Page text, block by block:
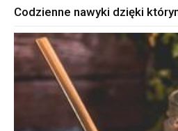
Codzienne nawyki dzięki